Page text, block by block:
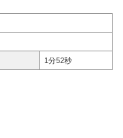
1分52秒